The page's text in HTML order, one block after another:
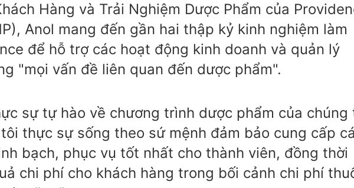
Hàng và Trải Nghiệm Dược Phẩm của
Anol mang đến gần hai thập kỷ kinh nghiệm làm
để hỗ trợ các hoạt động kinh doanh và quản lý
"mọi vấn đề liên quan đến dược phẩm".
sự tự hào về chương trình dược phẩm của chúng
thực sự sống theo sứ mệnh đảm bảo cung cấp
bạch, phục vụ tốt nhất cho thành viên, đồng thời
chi phí cho khách hàng trong bối cảnh chi phí